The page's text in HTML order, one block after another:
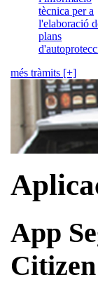
tècnica per a
l'elaboració
plans
més tràmits [+]
App